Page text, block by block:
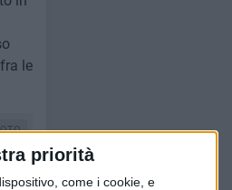
priorità
come i cookie, e
le